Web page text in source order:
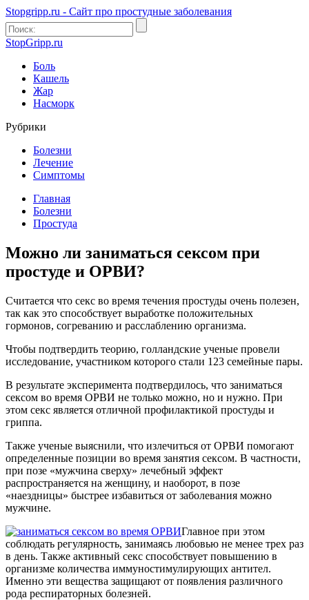
Stopgripp.ru - Cайт про простудные заболевания
StopGripp.ru
Боль
Кашель
Жар
Насморк
Рубрики
Болезни
Лечение
Симптомы
Главная
Болезни
Простуда
Можно ли заниматься сексом при
простуде и ОРВИ?
Считается что секс во время течения простуды очень полезен,
так как это способствует выработке положительных
гормонов, согреванию и расслаблению организма.
Чтобы подтвердить теорию, голландские ученые провели
исследование, участником которого стали 123 семейные пары.
В результате эксперимента подтвердилось, что заниматься
сексом во время ОРВИ не только можно, но и нужно. При
этом секс является отличной профилактикой простуды и
гриппа.
Также ученые выяснили, что излечиться от ОРВИ помогают
определенные позиции во время занятия сексом. В частности,
при позе «мужчина сверху» лечебный эффект
распространяется на женщину, и наоборот, в позе
«наездницы» быстрее избавиться от заболевания можно
мужчине.
Главное при этом
соблюдать регулярность, занимаясь любовью не менее трех раз
в день. Также активный секс способствует повышению в
организме количества иммуностимулирующих антител.
Именно эти вещества защищают от появления различного
рода респираторных болезней.